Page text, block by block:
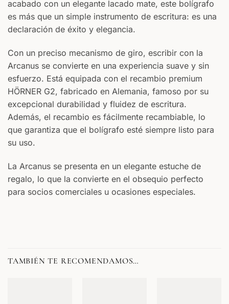
Su texto
acabado con un elegante lacado mate, este bolígrafo
es más que un simple instrumento de escritura: es una
declaración de éxito y elegancia.
Con un preciso mecanismo de giro, escribir con la
Arcanus se convierte en una experiencia suave y sin
esfuerzo. Está equipada con el recambio premium
HÖRNER G2, fabricado en Alemania, famoso por su
excepcional durabilidad y fluidez de escritura.
Además, el recambio es fácilmente recambiable, lo
que garantiza que el bolígrafo esté siempre listo para
su uso.
La Arcanus se presenta en un elegante estuche de
regalo, lo que la convierte en el obsequio perfecto
para socios comerciales u ocasiones especiales.
TAMBIÉN TE RECOMENDAMOS…